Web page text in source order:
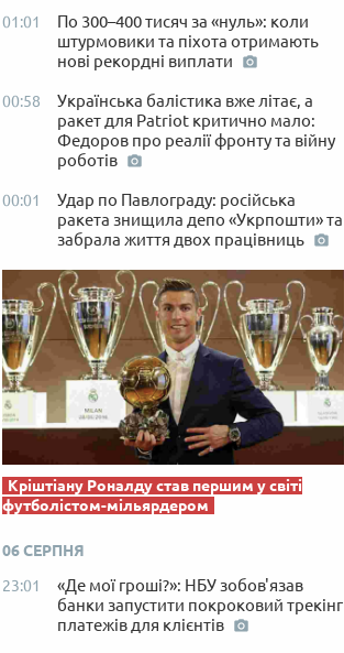
01:01
По 300–400 тисяч за «нуль»: коли
штурмовики та піхота отримають
нові рекордні виплати
00:58
Українська балістика вже літає, а
ракет для Patriot критично мало:
Федоров про реалії фронту та війну
роботів
00:01
Удар по Павлограду: російська
ракета знищила депо «Укрпошти» та
забрала життя двох працівниць
Кріштіану Роналду став першим у світі
футболістом-мільярдером
06 СЕРПНЯ
23:01
«Де мої гроші?»: НБУ зобов'язав
банки запустити покроковий трекінг
платежів для клієнтів